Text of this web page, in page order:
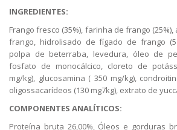
INGREDIENTES:
Frango fresco (35%), farinha de frango
frango, hidrolisado de fígado de frango
polpa de beterraba, levedura, óleo de
fosfato de monocálcico, cloreto de
mg/kg), glucosamina ( 350 mg/kg),
oligossacarídeos (130 mg7kg), extrato de
COMPONENTES ANALÍTICOS:
Proteína bruta 26,00%, Óleos e gorduras